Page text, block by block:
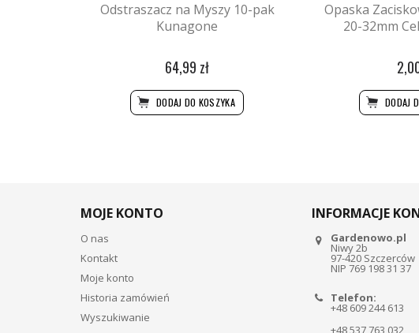
Odstraszacz na Myszy 10-pak
Kunagone
64,99 zł
DODAJ DO KOSZYKA
Opaska
20-32mm
DODAJ
MOJE KONTO
O nas
Kontakt
Moje konto
Historia zamówień
Wyszukiwanie
INFORMACJE
Gardenowo.pl
Niwy 2b
97-420 Szczerców
NIP 769 198 31 37
Telefon:
+48 609 244 613
+48 537 763 032